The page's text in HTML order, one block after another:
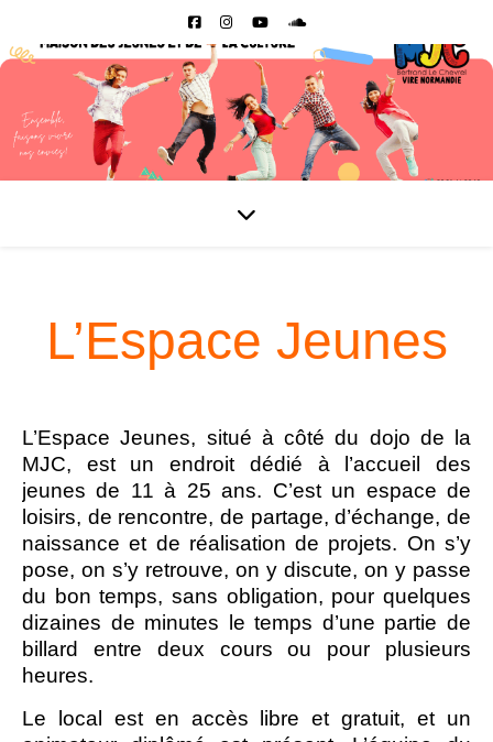
L’Espace Jeunes
L’Espace Jeunes, situé à côté du dojo de la
MJC, est un endroit dédié à l’accueil des
jeunes de 11 à 25 ans. C’est un espace de
loisirs, de rencontre, de partage, d’échange, de
naissance et de réalisation de projets. On s’y
pose, on s’y retrouve, on y discute, on y passe
du bon temps, sans obligation, pour quelques
dizaines de minutes le temps d’une partie de
billard entre deux cours ou pour plusieurs
heures.
Le local est en accès libre et gratuit, et un